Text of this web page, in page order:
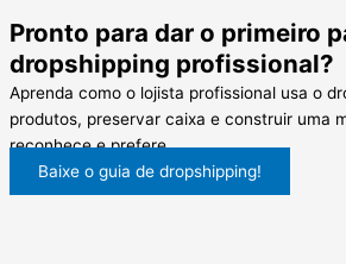
Pronto para dar o primeiro
dropshipping profissional?
Aprenda como o lojista profissional usa o
produtos, preservar caixa e construir uma
reconhece e prefere.
Baixe o guia de dropshipping!